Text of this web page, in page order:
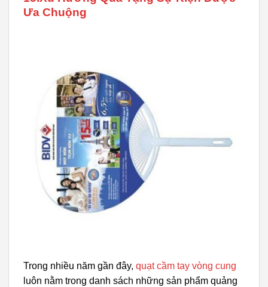
Ưa Chuộng
Trong nhiều năm gần đây, quạt cầm tay vòng cung
luôn nằm trong danh sách những sản phẩm quảng